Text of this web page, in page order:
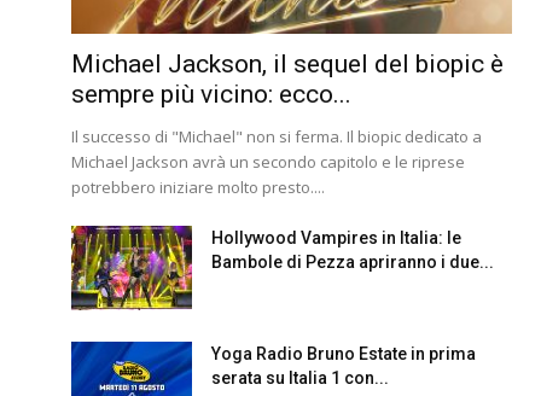
Michael Jackson, il sequel del biopic è
sempre più vicino: ecco...
Il successo di "Michael" non si ferma. Il biopic dedicato a
Michael Jackson avrà un secondo capitolo e le riprese
potrebbero iniziare molto presto....
Hollywood Vampires in Italia: le
Bambole di Pezza apriranno i due...
Yoga Radio Bruno Estate in prima
serata su Italia 1 con...